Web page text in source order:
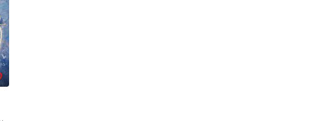
精竭虑，
境多年，难以突破。为了摆脱困境，借助神霄宫主曲红颜对自己的爱慕，
大以后，林知夏忽然对他说：“江逾白，我喜欢你，哲学和生物学意义上